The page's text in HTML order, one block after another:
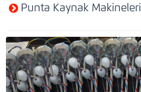
Punta Kaynak Makineleri